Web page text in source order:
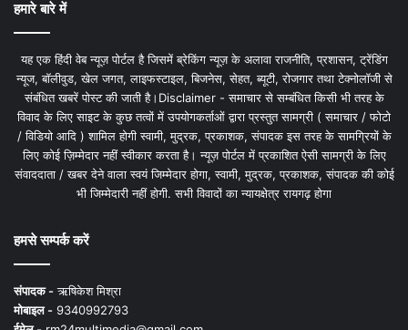
हमारे बारे में
यह एक हिंदी वेब न्यूज़ पोर्टल है जिसमें ब्रेकिंग न्यूज़ के अलावा राजनीति, प्रशासन, ट्रेंडिंग
न्यूज, बॉलीवुड, खेल जगत, लाइफस्टाइल, बिजनेस, सेहत, ब्यूटी, रोजगार तथा टेक्नोलॉजी से
संबंधित खबरें पोस्ट की जाती है।Disclaimer - समाचार से सम्बंधित किसी भी तरह के
विवाद के लिए साइट के कुछ तत्वों में उपयोगकर्ताओं द्वारा प्रस्तुत सामग्री ( समाचार / फोटो
/ विडियो आदि ) शामिल होगी स्वामी, मुद्रक, प्रकाशक, संपादक इस तरह के सामग्रियों के
लिए कोई ज़िम्मेदार नहीं स्वीकार करता है। न्यूज़ पोर्टल में प्रकाशित ऐसी सामग्री के लिए
संवाददाता / खबर देने वाला स्वयं जिम्मेदार होगा, स्वामी, मुद्रक, प्रकाशक, संपादक की कोई
भी जिम्मेदारी नहीं होगी. सभी विवादों का न्यायक्षेत्र रायगढ़ होगा
हमसे सम्पर्क करें
संपादक -ऋषिकेश मिश्रा
मोबाइल - 9340992793